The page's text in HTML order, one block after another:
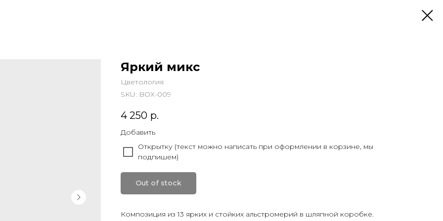
Яркий микс
Цветология
SKU: BOX-009
4 250 р.
Добавить
Открытку (текст можно написать при оформлении в корзине, мы
подпишем)
Out of stock
Композиция из 13 ярких и стойких альстромерий в шляпной коробке.